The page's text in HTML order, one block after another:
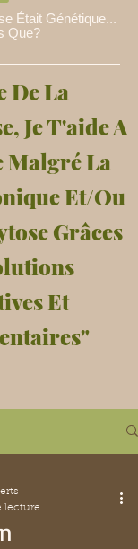
Était Génétique...
Que?
De La
Je T'aide A
Malgré La
Et/Ou
Grâces
Et
lecture